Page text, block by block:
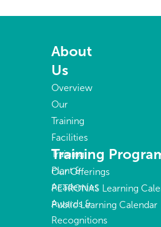
About
Us
Overview
Our
Training
Facilities
Training
Plant &
Academies
Awards &
Recognitions
Training
Our Offerings
PETRONAS Learning
Public Learning Calendar